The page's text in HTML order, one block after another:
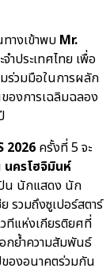
างเข้าพบ Mr.
ำประเทศไทย เพื่อ
ร่วมมือในการผลัก
งการเฉลิมฉลอง
2026 ครั้งที่ 5 จะ
นครโฮจิมินห์
ปิน นักแสดง นัก
รวมถึงซูเปอร์สตาร์
ทีแห่งเกียรติยศที่
กย้ำความสัมพันธ์
ของอนาคตร่วมกัน